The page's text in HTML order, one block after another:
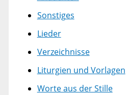
Sonstiges
Lieder
Verzeichnisse
Liturgien und Vorlagen
Worte aus der Stille